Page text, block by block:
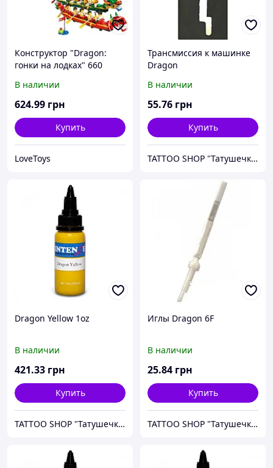
Конструктор "Dragon:
гонки на лодках" 660
В наличии
624.99 грн
Купить
LoveToys
Трансмиссия к машинке
Dragon
В наличии
55.76 грн
Купить
TATTOO SHOP "Татушечка" Молдова
Dragon Yellow 1oz
В наличии
421.33 грн
Купить
TATTOO SHOP "Татушечка" Молдова
Иглы Dragon 6F
В наличии
25.84 грн
Купить
TATTOO SHOP "Татушечка" Молдова